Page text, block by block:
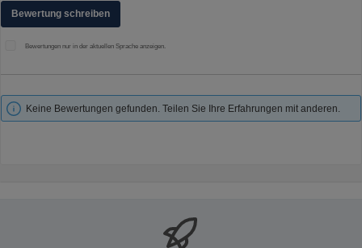
Bewertung schreiben
Bewertungen nur in der aktuellen Sprache anzeigen.
Keine Bewertungen gefunden. Teilen Sie Ihre Erfahrungen mit anderen.